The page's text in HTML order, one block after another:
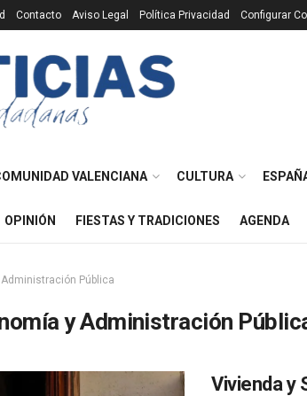
Contacto Aviso Legal Política Privacidad Configurar
VALENCIANA CULTURA
OPINIÓN FIESTAS Y TRADICIONES AGENDA
Pública
y Administración
Vivienda y